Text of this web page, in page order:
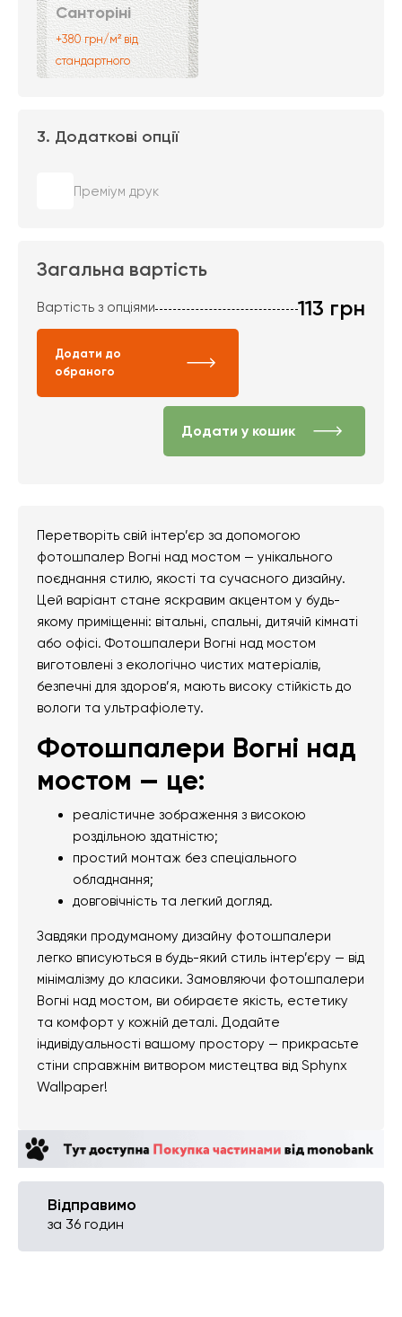
Санторіні
+380 грн/м² від
стандартного
3. Додаткові опції
Преміум друк
Загальна вартість
Вартість з опціями 113 грн
Додати до
обраного
Додати у кошик
Перетворіть свій інтер’єр за допомогою
фотошпалер Вогні над мостом — унікального
поєднання стилю, якості та сучасного дизайну.
Цей варіант стане яскравим акцентом у будь-
якому приміщенні: вітальні, спальні, дитячій кімнаті
або офісі. Фотошпалери Вогні над мостом
виготовлені з екологічно чистих матеріалів,
безпечні для здоров’я, мають високу стійкість до
вологи та ультрафіолету.
Фотошпалери Вогні над
мостом — це:
реалістичне зображення з високою
роздільною здатністю;
простий монтаж без спеціального
обладнання;
довговічність та легкий догляд.
Завдяки продуманому дизайну фотошпалери
легко вписуються в будь-який стиль інтер’єру — від
мінімалізму до класики. Замовляючи фотошпалери
Вогні над мостом, ви обираєте якість, естетику
та комфорт у кожній деталі. Додайте
індивідуальності вашому простору — прикрасьте
стіни справжнім витвором мистецтва від Sphynx
Wallpaper!
Відправимо
за 36 годин